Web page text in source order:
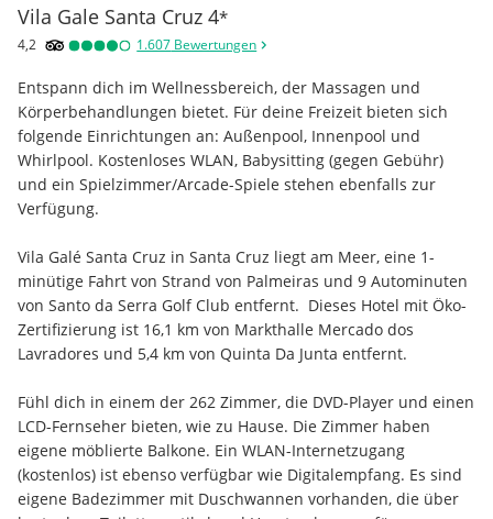
Vila Gale Santa Cruz 4*
4,2 1.607 Bewertungen
Entspann dich im Wellnessbereich, der Massagen und
Körperbehandlungen bietet. Für deine Freizeit bieten sich
folgende Einrichtungen an: Außenpool, Innenpool und
Whirlpool. Kostenloses WLAN, Babysitting (gegen Gebühr)
und ein Spielzimmer/Arcade-Spiele stehen ebenfalls zur
Verfügung.
Vila Galé Santa Cruz in Santa Cruz liegt am Meer, eine 1-
minütige Fahrt von Strand von Palmeiras und 9 Autominuten
von Santo da Serra Golf Club entfernt.  Dieses Hotel mit Öko-
Zertifizierung ist 16,1 km von Markthalle Mercado dos
Lavradores und 5,4 km von Quinta Da Junta entfernt.
Fühl dich in einem der 262 Zimmer, die DVD-Player und einen
LCD-Fernseher bieten, wie zu Hause. Die Zimmer haben
eigene möblierte Balkone. Ein WLAN-Internetzugang
(kostenlos) ist ebenso verfügbar wie Digitalempfang. Es sind
eigene Badezimmer mit Duschwannen vorhanden, die über